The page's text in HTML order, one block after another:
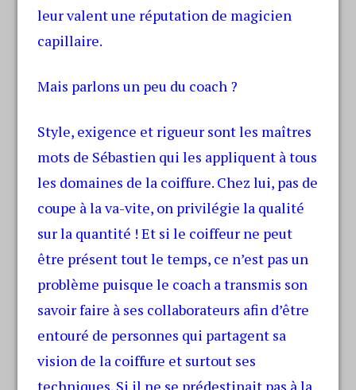
leur valent une réputation de magicien
capillaire.
Mais parlons un peu du coach ?
Style, exigence et rigueur sont les maîtres
mots de Sébastien qui les appliquent à tous
les domaines de la coiffure. Chez lui, pas de
coupe à la va-vite, on privilégie la qualité
sur la quantité ! Et si le coiffeur ne peut
être présent tout le temps, ce n’est pas un
problème puisque le coach a transmis son
savoir faire à ses collaborateurs afin d’être
entouré de personnes qui partagent sa
vision de la coiffure et surtout ses
techniques. Si il ne se prédestinait pas à la